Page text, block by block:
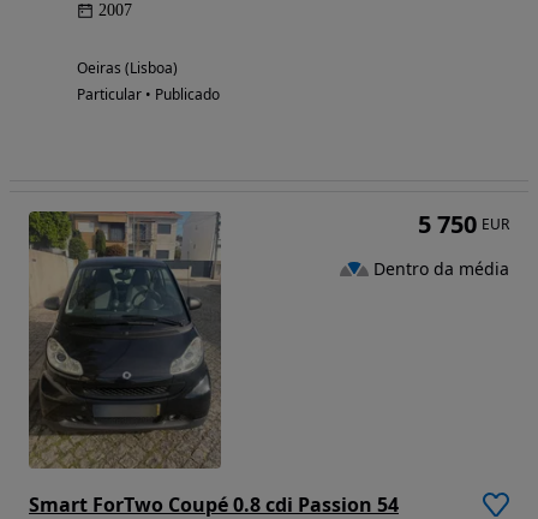
2007
Oeiras (Lisboa)
Particular • Publicado
Smart ForTwo Coupé 0.8 cdi Passion 54
5 750 EUR
Dentro da média